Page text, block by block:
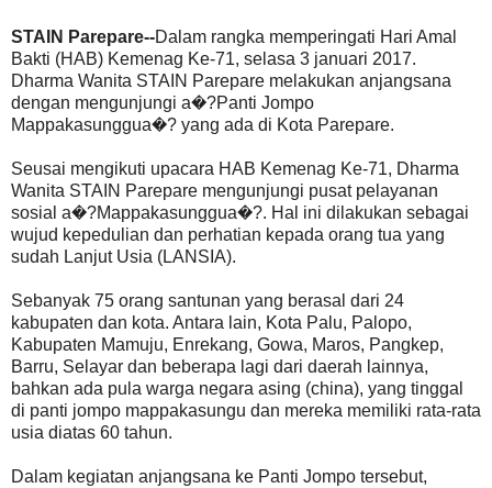
STAIN Parepare--Dalam rangka memperingati Hari Amal
Bakti (HAB) Kemenag Ke-71, selasa 3 januari 2017.
Dharma Wanita STAIN Parepare melakukan anjangsana
dengan mengunjungi a�?Panti Jompo
Mappakasunggua�? yang ada di Kota Parepare.
Seusai mengikuti upacara HAB Kemenag Ke-71, Dharma
Wanita STAIN Parepare mengunjungi pusat pelayanan
sosial a�?Mappakasunggua�?. Hal ini dilakukan sebagai
wujud kepedulian dan perhatian kepada orang tua yang
sudah Lanjut Usia (LANSIA).
Sebanyak 75 orang santunan yang berasal dari 24
kabupaten dan kota. Antara lain, Kota Palu, Palopo,
Kabupaten Mamuju, Enrekang, Gowa, Maros, Pangkep,
Barru, Selayar dan beberapa lagi dari daerah lainnya,
bahkan ada pula warga negara asing (china), yang tinggal
di panti jompo mappakasungu dan mereka memiliki rata-rata
usia diatas 60 tahun.
Dalam kegiatan anjangsana ke Panti Jompo tersebut,